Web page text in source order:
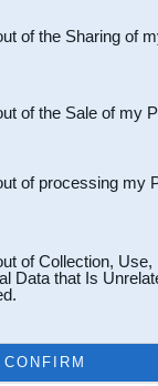
Participants
of the Sharing of
of the Sale of my
of processing my
of Collection,
Data that Is
CONFIRM